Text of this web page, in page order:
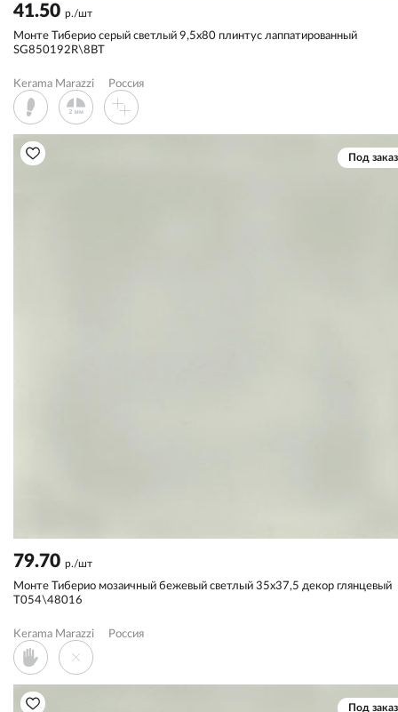
41.50 р./шт
Монте Тиберио серый светлый 9,5x80 плинтус лаппатированный
SG850192R\8BT
Kerama Marazzi Россия
Под заказ
79.70 р./шт
Монте Тиберио мозаичный бежевый светлый 35x37,5 декор глянцевый
T054\48016
Kerama Marazzi Россия
Под заказ